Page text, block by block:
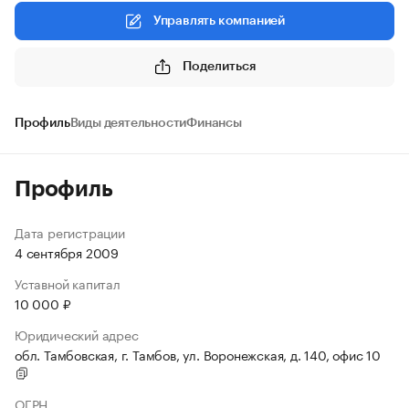
Управлять компанией
Поделиться
ПрофильВиды деятельностиФинансы
Профиль
Дата регистрации
4 сентября 2009
Уставной капитал
10 000 ₽
Юридический адрес
обл. Тамбовская, г. Тамбов, ул. Воронежская, д. 140, офис 10
ОГРН